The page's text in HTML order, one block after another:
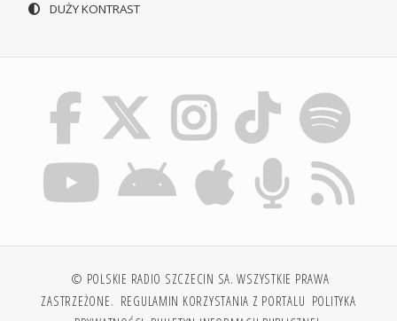
DUŻY KONTRAST
© POLSKIE RADIO SZCZECIN SA. WSZYSTKIE PRAWA
ZASTRZEŻONE. REGULAMIN KORZYSTANIA Z PORTALU POLITYKA